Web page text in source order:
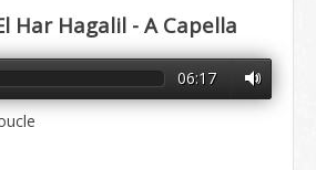
Har Hagalil - A Capella
06:17